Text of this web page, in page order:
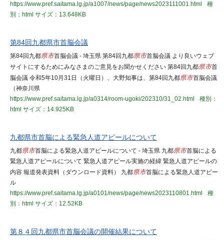
https://www.pref.saitama.lg.jp/a1007/news/page/news2023111001.html
種
別：html サイズ：13.648KB
第84回九都県市首脳会議
第84回九都県市首脳会議 - 埼玉県 第84回九都県市首脳会議 より良いウェブ
サイトにするためにみなさまのご意見をお聞かせください 第84回九都県市首
脳会議 令和5年10月31日（火曜日）、大野知事は、第84回九都県市首脳会議
（神奈川県
https://www.pref.saitama.lg.jp/a0314/room-ugoki/202310/31_02.html
種別：
html サイズ：14.925KB
九都県市首脳による緊急人道アピールについて
九都県市首脳による緊急人道アピールについて - 埼玉県 九都県市首脳による
緊急人道アピールについて 緊急人道アピール実施の経緯 緊急人道アピールの
内容 報道発表資料（ダウンロード資料） 九都県市首脳による緊急人道アピー
ル
https://www.pref.saitama.lg.jp/a0101/news/page/news2023110801.html
種
別：html サイズ：12.52KB
第８４回九都県市首脳会議の開催結果について